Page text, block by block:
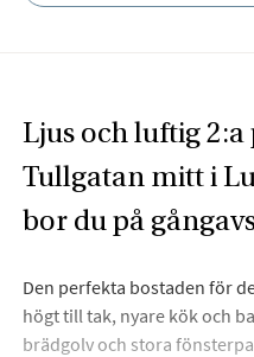
Ljus och luftig
Tullgatan mitt i
bor du på
Den perfekta bostaden för
högt till tak, nyare kök och
brädgolv och stora